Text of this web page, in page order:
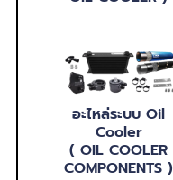
อะไหล่ระบบ Oil
Cooler
( OIL COOLER
COMPONENTS )